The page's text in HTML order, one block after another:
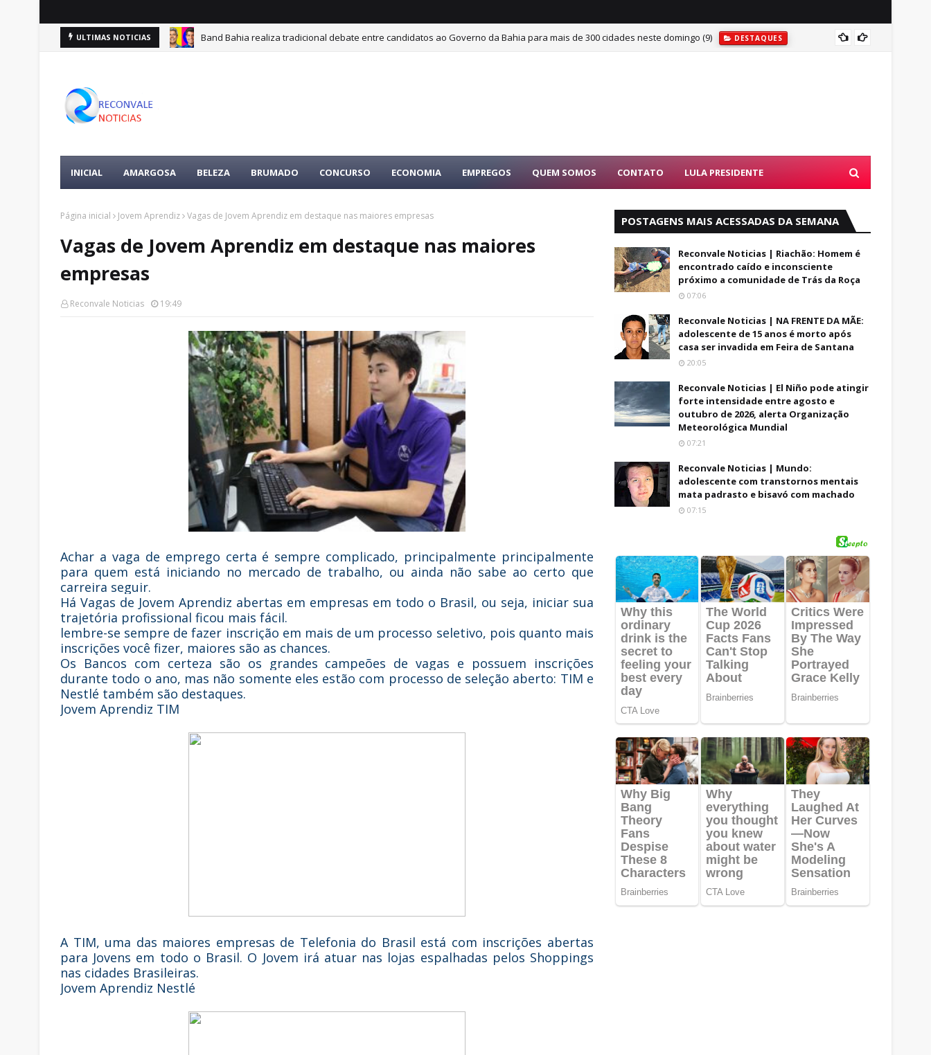
ULTIMAS NOTICIAS Band Bahia realiza tradicional debate entre candidatos ao Governo da Bahia para mais de 300 cidades neste domingo (9) DESTAQUES
INICIAL AMARGOSA BELEZA BRUMADO CONCURSO ECONOMIA EMPREGOS QUEM SOMOS CONTATO LULA PRESIDENTE
Página inicial Jovem Aprendiz Vagas de Jovem Aprendiz em destaque nas maiores empresas
Vagas de Jovem Aprendiz em destaque nas maiores
empresas
Reconvale Noticias 19:49
Achar a vaga de emprego certa é sempre complicado, principalmente principalmente
para quem está iniciando no mercado de trabalho, ou ainda não sabe ao certo que
carreira seguir.
Há Vagas de Jovem Aprendiz abertas em empresas em todo o Brasil, ou seja, iniciar sua
trajetória profissional ficou mais fácil.
lembre-se sempre de fazer inscrição em mais de um processo seletivo, pois quanto mais
inscrições você fizer, maiores são as chances.
Os Bancos com certeza são os grandes campeões de vagas e possuem inscrições
durante todo o ano, mas não somente eles estão com processo de seleção aberto: TIM e
Nestlé também são destaques.
Jovem Aprendiz TIM
A TIM, uma das maiores empresas de Telefonia do Brasil está com inscrições abertas
para Jovens em todo o Brasil. O Jovem irá atuar nas lojas espalhadas pelos Shoppings
nas cidades Brasileiras.
Jovem Aprendiz Nestlé
POSTAGENS MAIS ACESSADAS DA SEMANA
Reconvale Noticias | Riachão: Homem é
encontrado caído e inconsciente
próximo a comunidade de Trás da Roça
07:06
Reconvale Noticias | NA FRENTE DA MÃE:
adolescente de 15 anos é morto após
casa ser invadida em Feira de Santana
20:05
Reconvale Noticias | El Niño pode atingir
forte intensidade entre agosto e
outubro de 2026, alerta Organização
Meteorológica Mundial
07:21
Reconvale Noticias | Mundo:
adolescente com transtornos mentais
mata padrasto e bisavó com machado
07:15